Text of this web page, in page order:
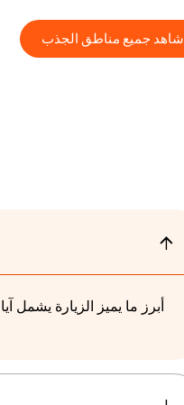
شاهد جميع مناطق الجذب
أبرز ما يميز الزيارة يشمل